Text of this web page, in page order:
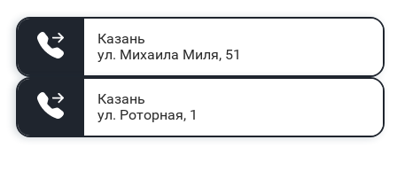
Казань
ул. Михаила Миля, 51
Казань
ул. Роторная, 1